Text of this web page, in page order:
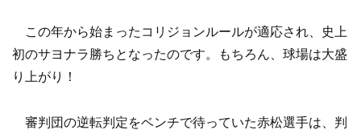
この年から始まったコリジョンルールが適応され、史上
初のサヨナラ勝ちとなったのです。もちろん、球場は大盛
り上がり！
審判団の逆転判定をベンチで待っていた赤松選手は、判